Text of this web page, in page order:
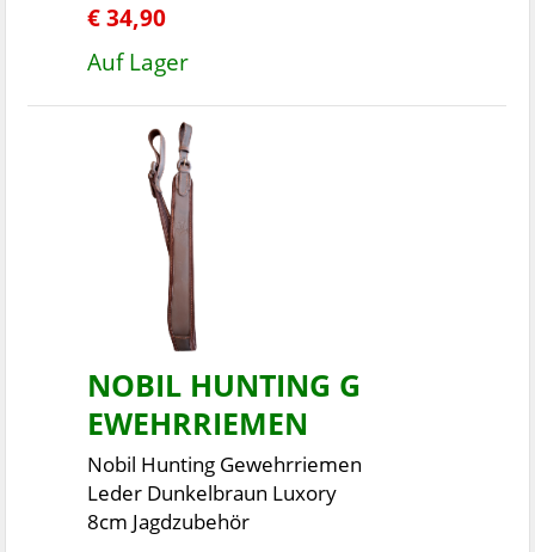
€ 34,90
Auf Lager
NOBIL HUNTING G
EWEHRRIEMEN
Nobil Hunting Gewehrriemen
Leder Dunkelbraun Luxory
8cm Jagdzubehör